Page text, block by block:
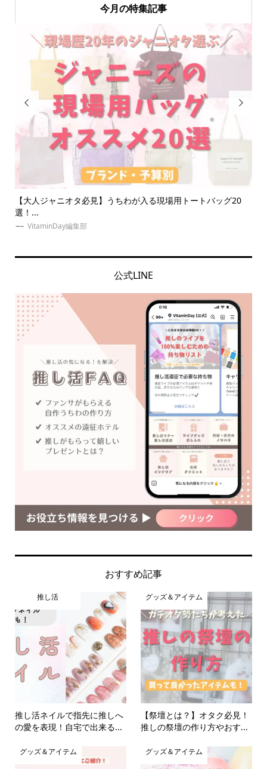
今月の特集記事

【大人ジャニオタ必見】うちわが入る現場用トートバッグ20
選！...
VitaminDay編集部

公式LINE
おすすめ記事
推し活
推し活ネイルで指先に推しへ
の愛を表現！自宅で出来る...
グッズ＆アイテム
【祭壇とは？】オタク必見！
推しの祭壇の作り方やおす...
グッズ＆アイテム グッズ＆アイテム